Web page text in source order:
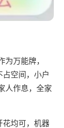
万能牌，
空间，小户
人作息，全家
花均可，机器